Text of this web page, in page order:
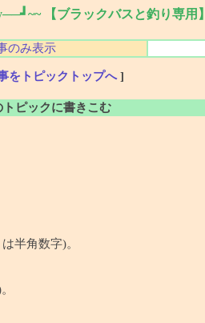
【ブラックバスと釣り専用】
のみ表示
をトピックトップへ]
トピックに書きこむ
半角数字)。